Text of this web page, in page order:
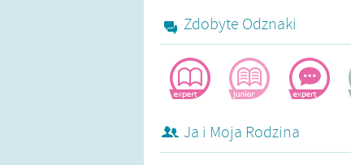
Zdobyte Odznaki
Ja i Moja Rodzina